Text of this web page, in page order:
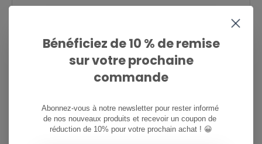
081/260.730
PARTAGER CE PRODUIT
Bénéficiez de 10 % de remise
sur votre prochaine
commande
Abonnez-vous à notre newsletter pour rester informé
de nos nouveaux produits et recevoir un coupon de
réduction de 10% pour votre prochain achat ! 😀